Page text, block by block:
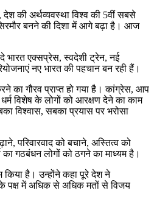
की अर्थव्यवस्था विश्व की 5वीं सबसे
बनने की दिशा में आगे बढ़ा है। आज
भारत एक्सप्रेस, स्वदेशी ट्रेन, नई
नए भारत की पहचान बन रही हैं।
का गौरव प्राप्त हो गया है। कांग्रेस, आप
विशेष के लोगों को आरक्षण देने का काम
विश्वास, सबका प्रयास पर भरोसा
परिवारवाद को बचाने, अस्तित्व को
गठबंधन लोगों को ठगने का माध्यम है।
है। उन्होंने कहा पूरे देश ने
के पक्ष में अधिक से अधिक मतों से विजय